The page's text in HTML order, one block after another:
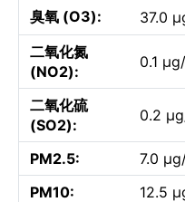
臭氧 (O3):
37.0
二氧化氮
(NO2):
0.1
二氧化硫
(SO2):
0.2
PM2.5:
7.0
PM10:
12.5